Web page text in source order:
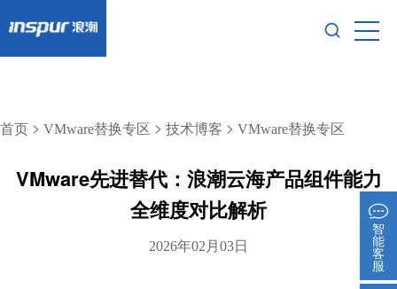
首页 > VMware替换专区 > 技术博客 > VMware替换专区
VMware先进替代：浪潮云海产品组件能力
全维度对比解析
2026年02月03日
智
能
客
服